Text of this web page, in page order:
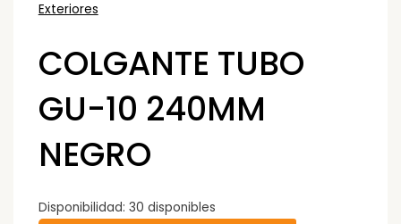
Exteriores
COLGANTE TUBO
GU-10 240MM
NEGRO
Disponibilidad: 30 disponibles